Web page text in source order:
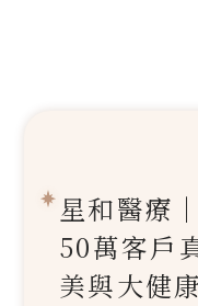
星和醫療｜
50萬客戶
美與大健